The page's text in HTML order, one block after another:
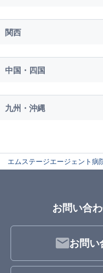
関西
中国・四国
九州・沖縄
エムステージエージェント病
お問い合
お問い